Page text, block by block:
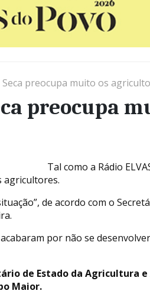
Seca preocupa muito os
preocupa
Tal como a Rádio
agricultores.
de acordo com o
por não se
de Estado da Agricultura
Maior.